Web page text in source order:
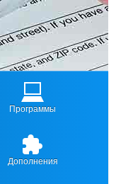
Программы
Дополнения